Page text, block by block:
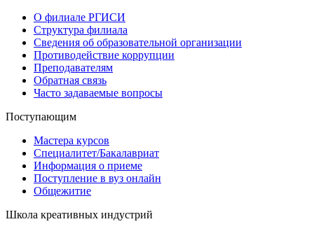
О филиале РГИСИ
Структура филиала
Сведения об образовательной организации
Противодействие коррупции
Преподавателям
Обратная связь
Часто задаваемые вопросы
Поступающим
Мастера курсов
Специалитет/Бакалавриат
Информация о приеме
Поступление в вуз онлайн
Общежитие
Школа креативных индустрий